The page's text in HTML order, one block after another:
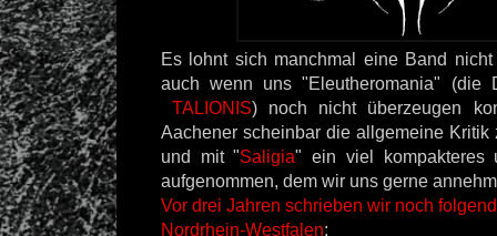
Es lohnt sich manchmal eine Band
auch wenn uns "Eleutheromania" (die
TALIONIS) noch nicht überzeugen
Aachener scheinbar die allgemeine Kritik
und mit "Saligia" ein viel kompakteres
aufgenommen, dem wir uns gerne
Vor drei Jahren schrieben wir noch
Nordrhein-Westfalen: